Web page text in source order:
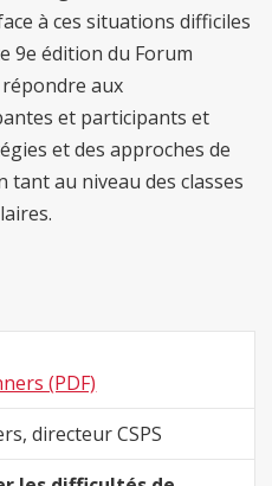
à ces situations difficiles
9e édition du Forum
aux
et participants et
et des approches de
au niveau des classes
(PDF)
directeur CSPS